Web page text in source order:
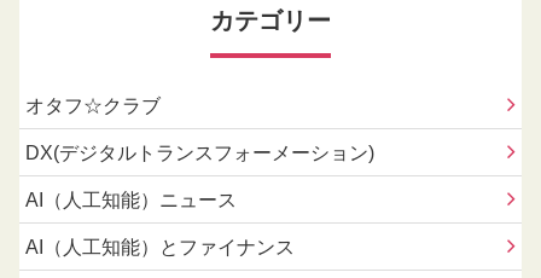
カテゴリー
オタフ☆クラブ
DX(デジタルトランスフォーメーション)
AI（人工知能）ニュース
AI（人工知能）とファイナンス